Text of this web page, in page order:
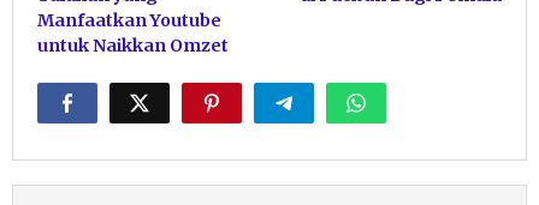
Manfaatkan Youtube
untuk Naikkan Omzet